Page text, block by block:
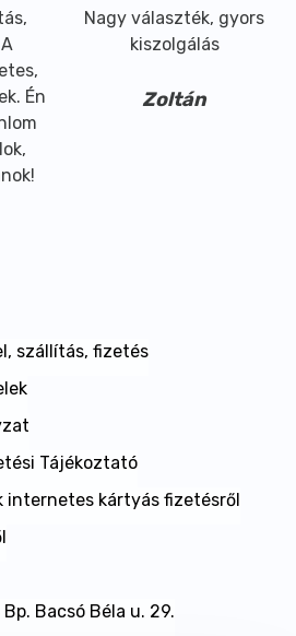
Én
Nagy választék, gyors
kiszolgálás
Zoltán
szállítás, fizetés
Tájékoztató
internetes kártyás fizetésről
Bacsó Béla u. 29.